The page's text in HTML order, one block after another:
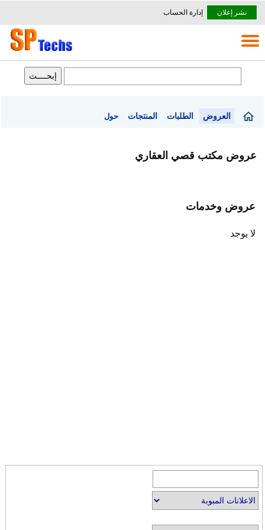
نشر إعلان إدارة الحساب
العروض الطلبات المنتجات حول
عروض مكتب قصي العقاري
عروض وخدمات
لا يوجد